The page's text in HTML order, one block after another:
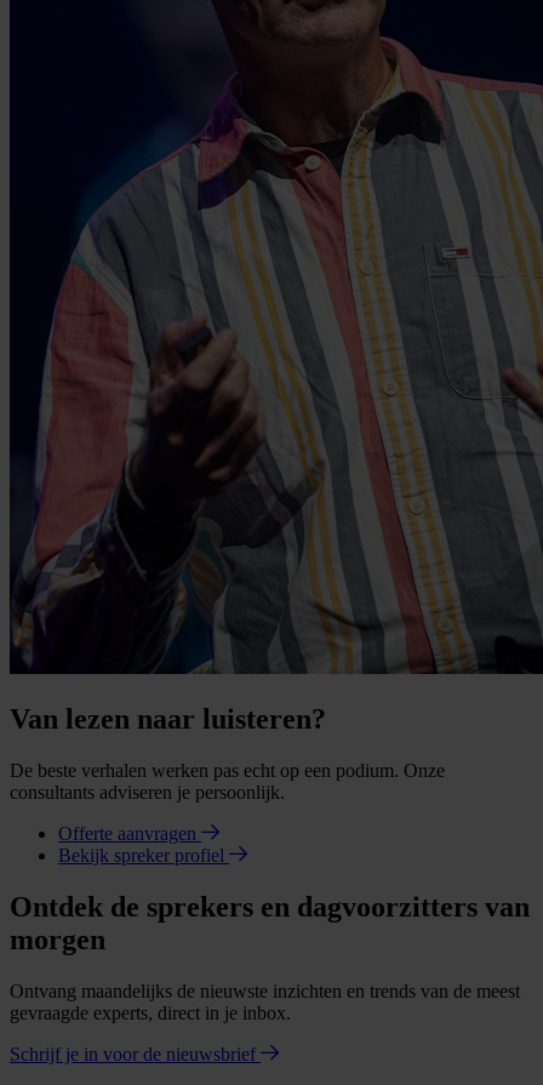
Van lezen naar luisteren?
De beste verhalen werken pas echt op een podium. Onze
consultants adviseren je persoonlijk.
Offerte aanvragen
Bekijk spreker profiel
Ontdek de sprekers en dagvoorzitters van
morgen
Ontvang maandelijks de nieuwste inzichten en trends van de meest
gevraagde experts, direct in je inbox.
Schrijf je in voor de nieuwsbrief